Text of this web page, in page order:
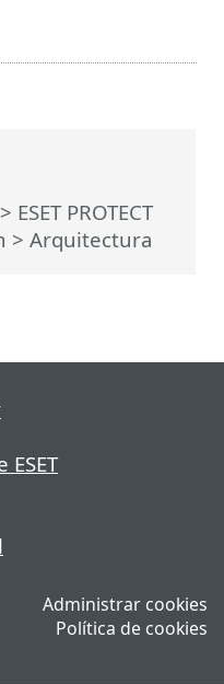
ESET PROTECT
> Arquitectura
Administrar cookies
Política de cookies